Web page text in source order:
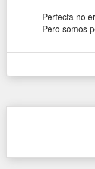
Perfecta no
Pero somos